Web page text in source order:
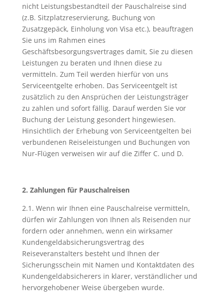
nicht Leistungsbestandteil der Pauschalreise sind
(z.B. Sitzplatzreservierung, Buchung von
Zusatzgepäck, Einholung von Visa etc.), beauftragen
Sie uns im Rahmen eines
Geschäftsbesorgungsvertrages damit, Sie zu diesen
Leistungen zu beraten und Ihnen diese zu
vermitteln. Zum Teil werden hierfür von uns
Serviceentgelte erhoben. Das Serviceentgelt ist
zusätzlich zu den Ansprüchen der Leistungsträger
zu zahlen und sofort fällig. Darauf werden Sie vor
Buchung der Leistung gesondert hingewiesen.
Hinsichtlich der Erhebung von Serviceentgelten bei
verbundenen Reiseleistungen und Buchungen von
Nur-Flügen verweisen wir auf die Ziffer C. und D.
2. Zahlungen für Pauschalreisen
2.1. Wenn wir Ihnen eine Pauschalreise vermitteln,
dürfen wir Zahlungen von Ihnen als Reisenden nur
fordern oder annehmen, wenn ein wirksamer
Kundengeldabsicherungsvertrag des
Reiseveranstalters besteht und Ihnen der
Sicherungsschein mit Namen und Kontaktdaten des
Kundengeldabsicherers in klarer, verständlicher und
hervorgehobener Weise übergeben wurde.